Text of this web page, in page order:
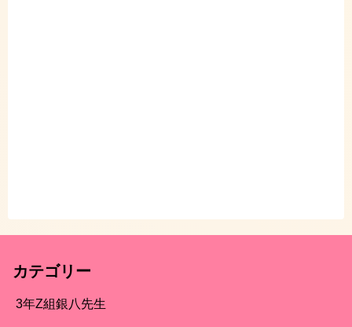
カテゴリー
3年Z組銀八先生